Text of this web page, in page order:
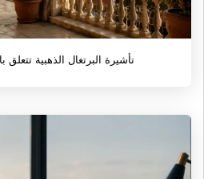
تأشيرة البرتغال الذهبية تتعلق